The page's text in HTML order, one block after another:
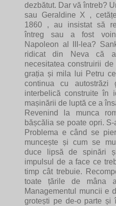
dezbătut. Dar vă întreb?
sau Geraldine X ,
1860 , au insistat să
întreg sau a fost
Napoleon al III-lea?
ridicat din Neva că
necesitatea construirii
grația și mila lui Petru
continua cu autostrăzi
interbelică construite în
mașinării de luptă ce a
Revenind la munca
bășcălia se poate opri.
Problema e când se
muncește și cum se
duce lipsă de spinări
impulsul de a face ce
timp cât trebuie.
toate țările de
Managementul muncii e
grotești pe de-o parte și